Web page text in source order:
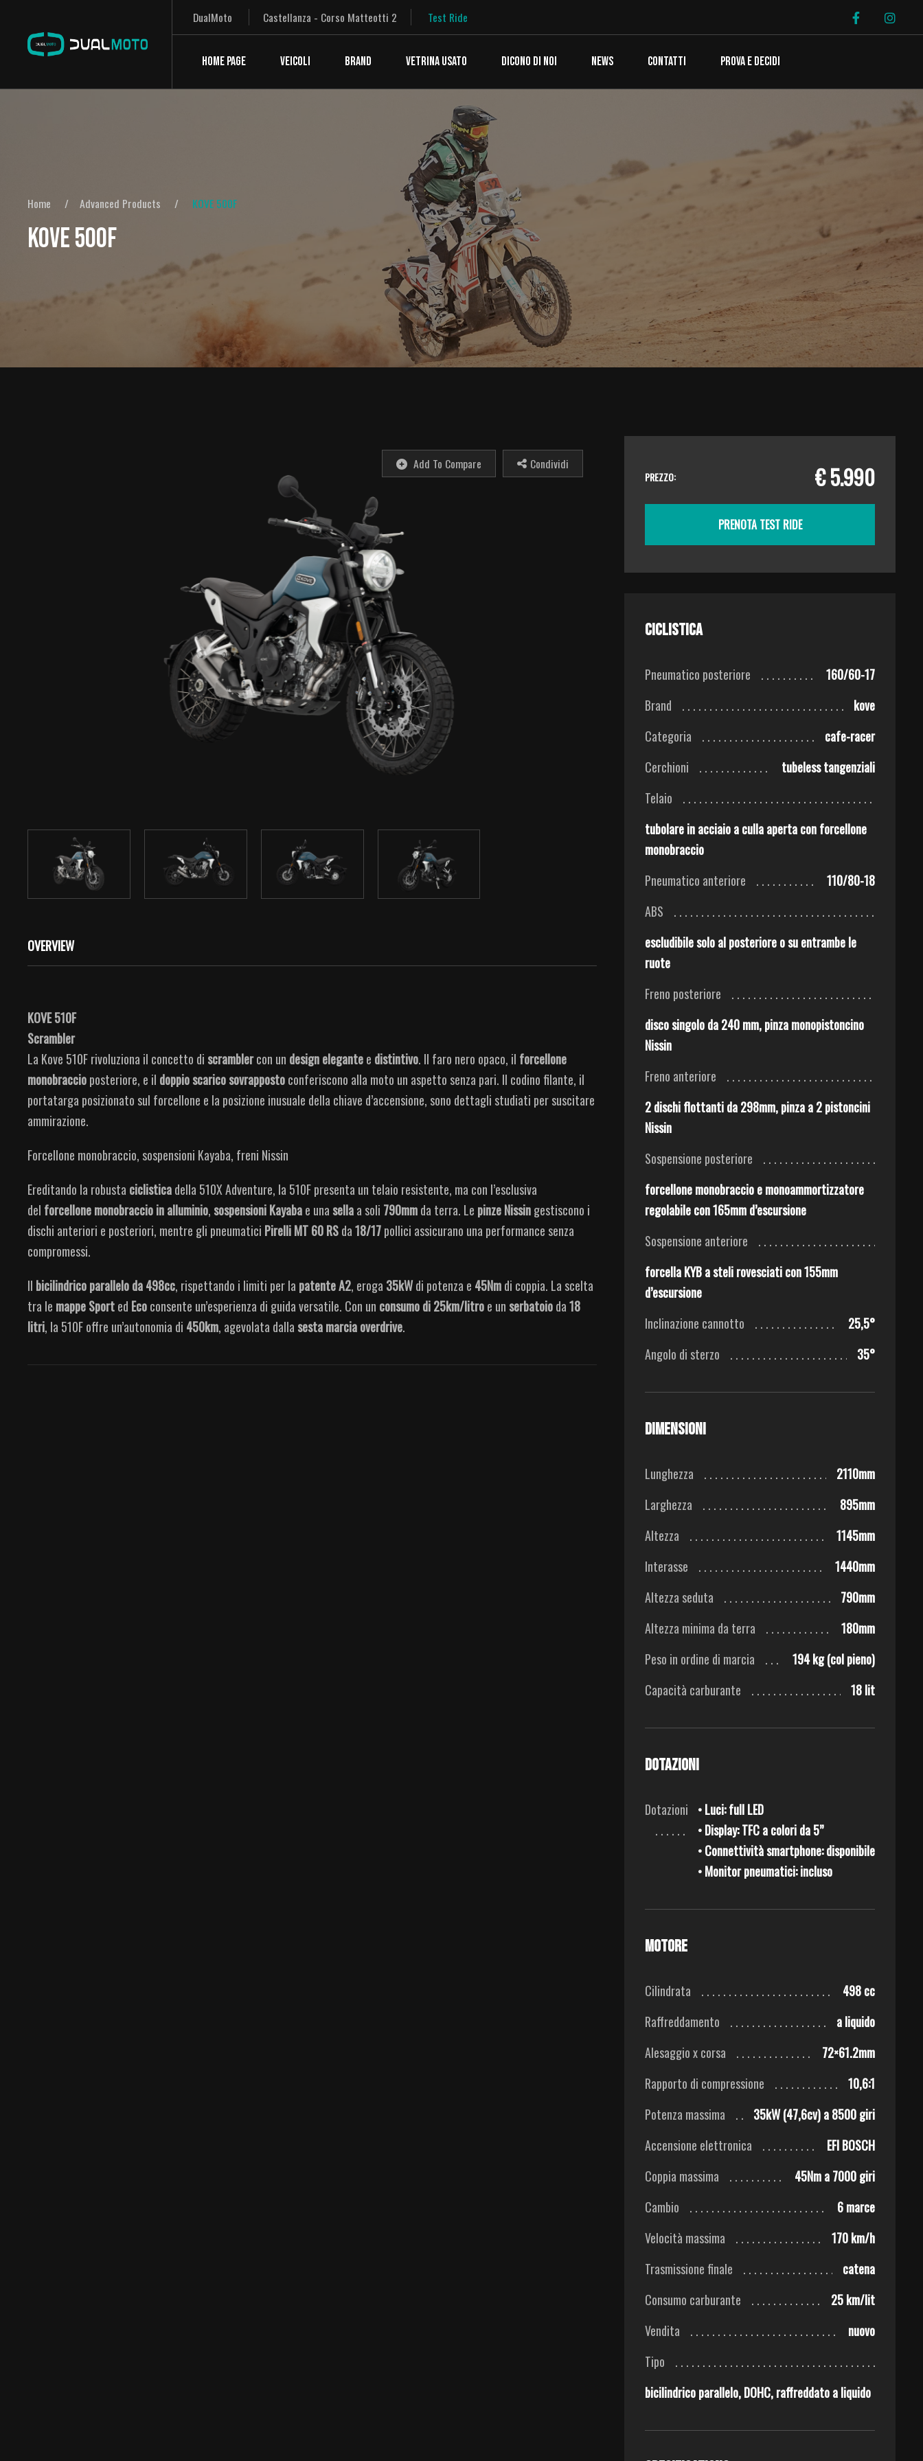
DualMoto Castellanza - Corso Matteotti 2 Test Ride
HOME PAGE VEICOLI BRAND VETRINA USATO DICONO DI NOI NEWS CONTATTI PROVA E DECIDI
Home Advanced Products KOVE 500F
KOVE 500F
Add To Compare Condividi
OVERVIEW
KOVE 510F
Scrambler
La Kove 510F rivoluziona il concetto di scramblercon un design elegantee distintivo. Il faro nero opaco, il forcellone
monobraccioposteriore, e il doppio scaricosovrappostoconferiscono alla moto un aspetto senza pari. Il codino filante, il
portatarga posizionato sul forcellone e la posizione inusuale della chiave d’accensione, sono dettagli studiati per suscitare
ammirazione.
Forcellone monobraccio, sospensioni Kayaba, freni Nissin
Ereditando la robusta ciclisticadella 510X Adventure, la 510F presenta un telaio resistente, ma con l’esclusiva
del forcellone monobraccio in alluminio, sospensioni Kayabae una sellaa soli 790mmda terra. Le pinze Nissingestiscono i
dischi anteriori e posteriori, mentre gli pneumatici Pirelli MT60 RSda18/17pollici assicurano una performance senza
compromessi.
Il bicilindrico parallelo da 498cc, rispettando i limiti per la patente A2, eroga 35kWdi potenza e 45Nmdi coppia. La scelta
tra le mappe Sported Ecoconsente un’esperienza di guida versatile. Con un consumo di 25km/litroe un serbatoioda18
litri, la 510F offre un’autonomia di 450km, agevolata dalla sesta marcia overdrive.
PREZZO: € 5.990
PRENOTA TEST RIDE
Ciclistica
Pneumatico posteriore
160/60-17
Brand
kove
Categoria
cafe-racer
Cerchioni
tubeless tangenziali
Telaio
tubolare in acciaio a culla aperta con forcellone
monobraccio
Pneumatico anteriore
110/80-18
ABS
escludibile solo al posteriore o su entrambe le
ruote
Freno posteriore
disco singolo da 240 mm, pinza monopistoncino
Nissin
Freno anteriore
2 dischi flottanti da 298mm, pinza a 2 pistoncini
Nissin
Sospensione posteriore
forcellone monobraccio e monoammortizzatore
regolabile con 165mm d’escursione
Sospensione anteriore
forcella KYB a steli rovesciati con 155mm
d’escursione
Inclinazione cannotto
25,5°
Angolo di sterzo
35°
Dimensioni
Lunghezza
2110mm
Larghezza
895mm
Altezza
1145mm
Interasse
1440mm
Altezza seduta
790mm
Altezza minima da terra
180mm
Peso in ordine di marcia
194 kg (col pieno)
Capacità carburante
18 lit
Dotazioni
Dotazioni
• Luci: full LED
• Display: TFC a colori da 5”
• Connettività smartphone: disponibile
• Monitor pneumatici: incluso
Motore
Cilindrata
498 cc
Raffreddamento
a liquido
Alesaggio x corsa
72×61.2mm
Rapporto di compressione
10,6:1
Potenza massima
35kW (47,6cv) a 8500 giri
Accensione elettronica
EFI BOSCH
Coppia massima
45Nm a 7000 giri
Cambio
6 marce
Velocità massima
170 km/h
Trasmissione finale
catena
Consumo carburante
25 km/lit
Vendita
nuovo
Tipo
bicilindrico parallelo, DOHC, raffreddato a liquido